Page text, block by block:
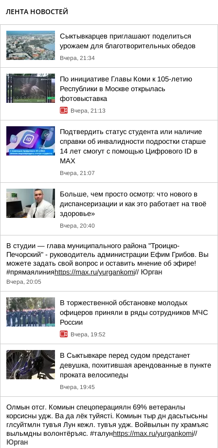
ЛЕНТА НОВОСТЕЙ
Сыктывкарцев приглашают поделиться
урожаем для благотворительных обедов
Вчера, 21:34
По инициативе Главы Коми к 105-летию
Республики в Москве открылась
фотовыставка
Вчера, 21:13
Подтвердить статус студента или наличие
справки об инвалидности подростки старше
14 лет смогут с помощью Цифрового ID в
МAX
Вчера, 21:07
Больше, чем просто осмотр: что нового в
диспансеризации и как это работает на твоё
здоровье»
Вчера, 20:40
В студии — глава муниципального района "Троицко-
Печорский" - руководитель администрации Ефим Грибов. Вы
можете задать свой вопрос и оставить мнение об эфире!
#прямаялинияhttps://max.ru/yurgankomi// Юрган
Вчера, 20:05
В торжественной обстановке молодых
офицеров приняли в ряды сотрудников МЧС
России
Вчера, 19:52
В Сыктывкаре перед судом предстанет
девушка, похитившая арендованные в пункте
проката велосипеды
Вчера, 19:45
Олмын отсг. Комиын спецоперациялн 69% ветеранлы
корсисны удж. Ва да лёк туйясті. Комиын тыр дн дасьтысьны
глсуйтмлн тувъя Лун кежл. тувъя удж. Войвылын пу храмъяс
выльмдны волонтёръяс. #талунhttps://max.ru/yurgankomi//
Юрган